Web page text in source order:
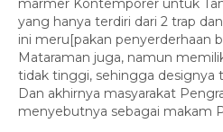
marmer Kontemporer untuk
yang hanya terdiri dari 2 trap
ini meru[pakan penyerderhaan
Mataraman juga, namun
tidak tinggi, sehingga designya
Dan akhirnya masyarakat
menyebutnya sebagai makam